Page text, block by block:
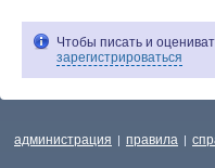
Чтобы писать и
зарегистрироваться
администрация | правила |